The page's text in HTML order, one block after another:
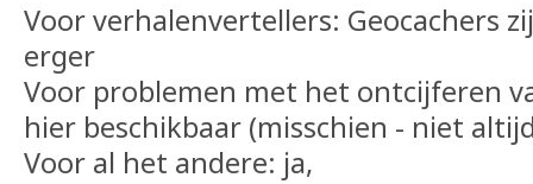
Voor verhalenvertellers: Geocachers
erger
Voor problemen met het ontcijferen
hier beschikbaar (misschien - niet
Voor al het andere: ja,